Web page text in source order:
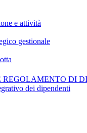
e attività
gestionale
REGOLAMENTO DI
dei dipendenti